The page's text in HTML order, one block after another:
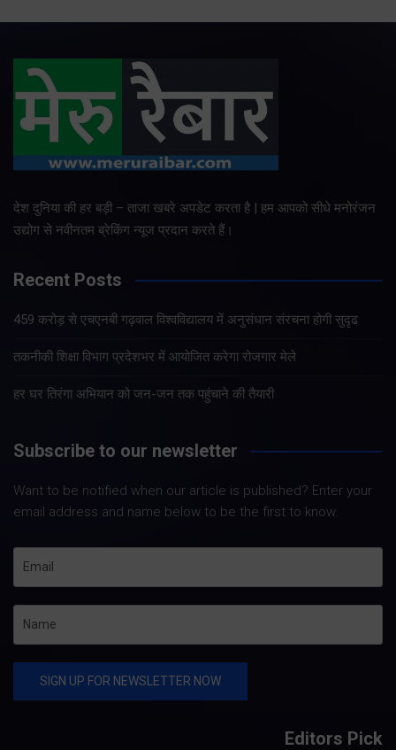
देश दुनिया की हर बड़ी – ताजा खबरे अपडेट करता है | हम आपको सीधे मनोरंजन
उद्योग से नवीनतम ब्रेकिंग न्यूज प्रदान करते हैं।
Recent Posts
459 करोड़ से एचएनबी गढ़वाल विश्वविद्यालय में अनुसंधान संरचना होगी सुदृढ
तकनीकी शिक्षा विभाग प्रदेशभर में आयोजित करेगा रोजगार मेले
हर घर तिरंगा अभियान को जन-जन तक पहुंचाने की तैयारी
Subscribe to our newsletter
Want to be notified when our article is published? Enter your
email address and name below to be the first to know.
Editors Pick